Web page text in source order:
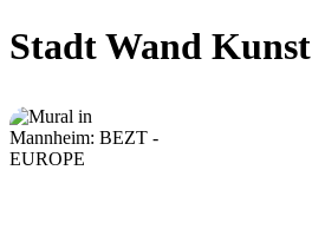
Stadt Wand Kunst